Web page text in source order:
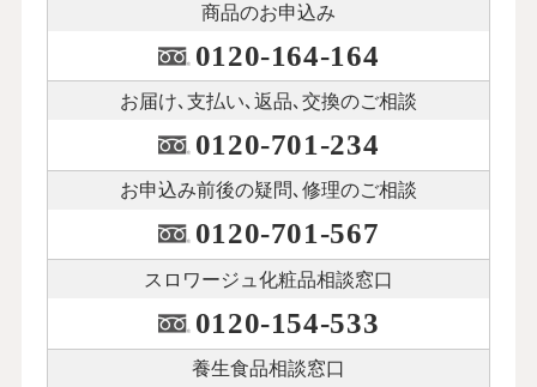
商品のお申込み
0120-164-164
お届け､支払い､ 返品､交換のご相談
0120-701-234
お申込み前後の疑問､修理のご相談
0120-701-567
スロワージュ化粧品相談窓口
0120-154-533
養生食品相談窓口